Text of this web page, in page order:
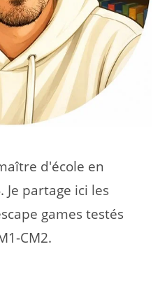
d'école en
Je partage ici les
games testés
CM2.